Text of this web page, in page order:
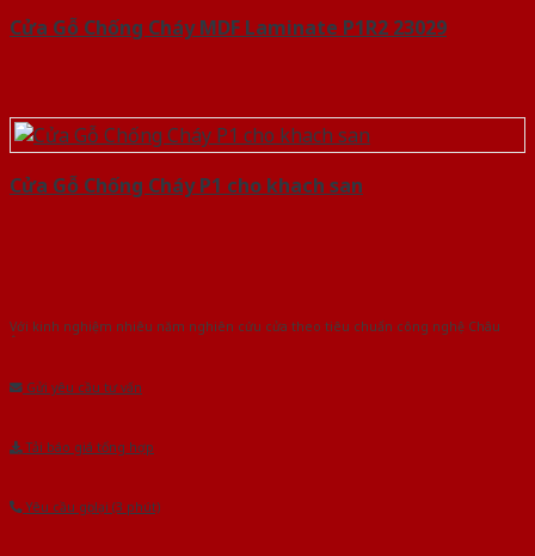
Cửa Gỗ Chống Cháy MDF Laminate P1R2 23029
Cửa Gỗ Chống Cháy P1 cho khach san
Với kinh nghiệm nhiêu năm nghiên cứu cửa theo tiêu chuẩn công nghệ Châu
Gửi yêu cầu tư vấn
Tải báo giá tổng hợp
Yêu cầu gọi lại (3 phút)